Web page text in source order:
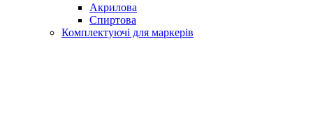
Акрилова
Спиртова
Комплектуючі для маркерів